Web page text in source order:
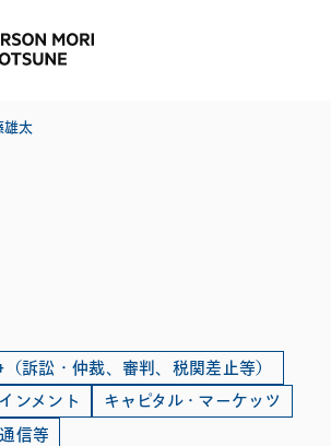
M&A等
規制当局対応・危機管
証券
保険
南アジア
東南アジア
雄太
訴訟・仲裁、審判、税関差止等）
ンメント
キャピタル・マーケッツ
信等